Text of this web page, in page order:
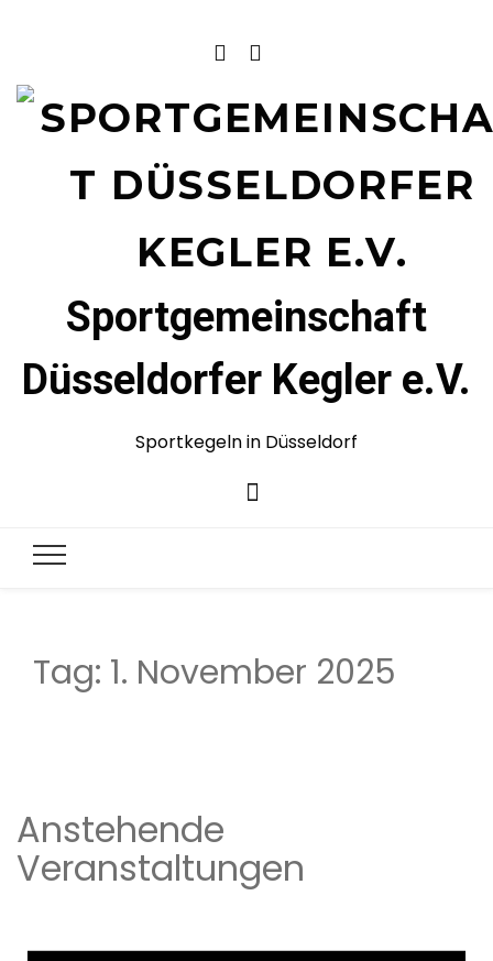
Sportgemeinschaft
Düsseldorfer Kegler e.V.
Sportkegeln in Düsseldorf
Tag: 1. November 2025
Anstehende
Veranstaltungen